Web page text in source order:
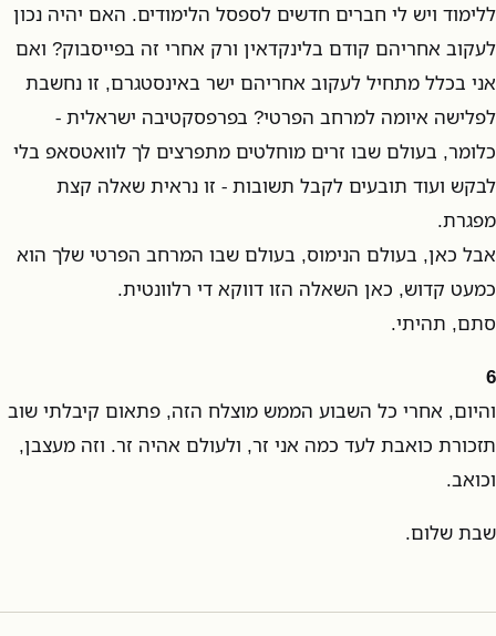
ללימוד ויש לי חברים חדשים לספסל הלימודים. האם יהיה נכון
לעקוב אחריהם קודם בלינקדאין ורק אחרי זה בפייסבוק? ואם
אני בכלל מתחיל לעקוב אחריהם ישר באינסטגרם, זו נחשבת
לפלישה איומה למרחב הפרטי? בפרפסקטיבה ישראלית -
כלומר, בעולם שבו זרים מוחלטים מתפרצים לך לוואטסאפ בלי
לבקש ועוד תובעים לקבל תשובות - זו נראית שאלה קצת
מפגרת.
אבל כאן, בעולם הנימוס, בעולם שבו המרחב הפרטי שלך הוא
כמעט קדוש, כאן השאלה הזו דווקא די רלוונטית.
סתם, תהיתי.
6
והיום, אחרי כל השבוע הממש מוצלח הזה, פתאום קיבלתי שוב
תזכורת כואבת לעד כמה אני זר, ולעולם אהיה זר. וזה מעצבן,
וכואב.
שבת שלום.